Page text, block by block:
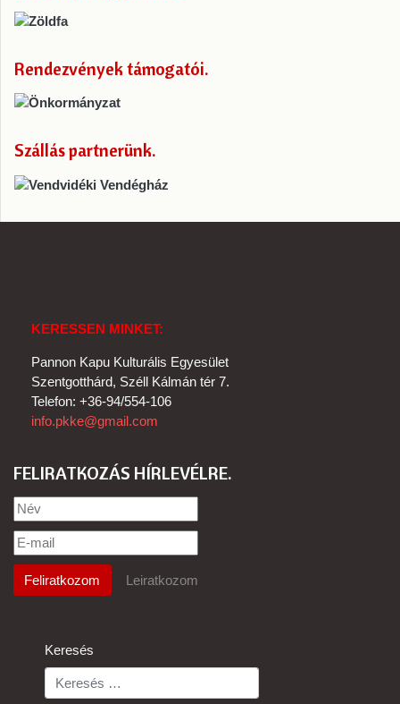
Rendezvények támogatói
Szállás partnerünk
KERESSEN MINKET:
Pannon Kapu Kulturális Egyesület
Szentgotthárd, Széll Kálmán tér 7.
Telefon: +36-94/554-106
info.pkke@gmail.com
FELIRATKOZÁS HÍRLEVÉLRE
Keresés